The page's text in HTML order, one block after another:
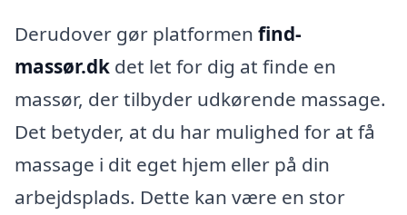
Derudover gør platformen find-
massør.dk det let for dig at finde en
massør, der tilbyder udkørende massage.
Det betyder, at du har mulighed for at få
massage i dit eget hjem eller på din
arbejdsplads. Dette kan være en stor